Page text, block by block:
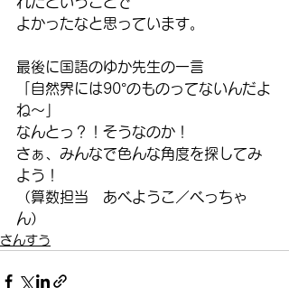
よかったなと思っています。
最後に国語のゆか先生の一言
「自然界には90°のものってないんだよ
ね～」
なんとっ？！そうなのか！
さぁ、みんなで色んな角度を探してみ
よう！
（算数担当　あべようこ／べっちゃ
ん）
さんすう